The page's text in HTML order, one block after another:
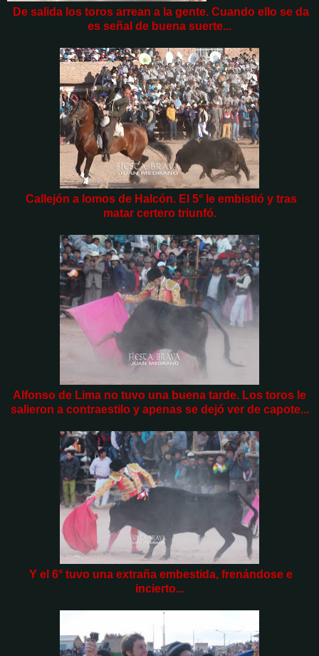
De salida los toros arrean a la gente. Cuando ello se da
es señal de buena suerte...
Callejón a lomos de Halcón. El 5° le embistió y tras
matar certero triunfó.
Alfonso de Lima no tuvo una buena tarde. Los toros le
salieron a contraestilo y apenas se dejó ver de capote...
Y el 6° tuvo una extraña embestida, frenándose e
incierto...